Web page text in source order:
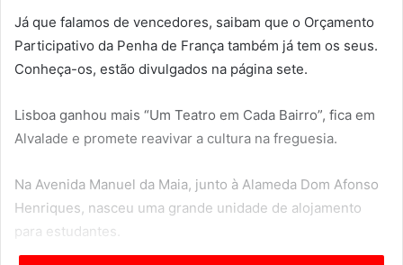
Já que falamos de vencedores, saibam que o Orçamento
Participativo da Penha de França também já tem os seus.
Conheça-os, estão divulgados na página sete.
Lisboa ganhou mais “Um Teatro em Cada Bairro”, fica em
Alvalade e promete reavivar a cultura na freguesia.
Na Avenida Manuel da Maia, junto à Alameda Dom Afonso
Henriques, nasceu uma grande unidade de alojamento
para estudantes.